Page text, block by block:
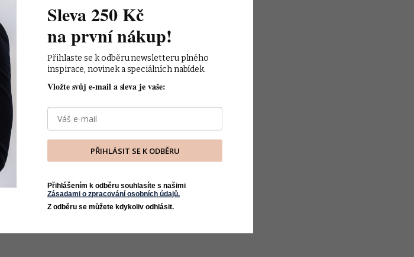
Sleva 250 Kč
na první nákup!
Přihlaste se k odběru newsletteru plného
inspirace, novinek a speciálních nabídek.
Vložte svůj e-mail a sleva je vaše:
PŘIHLÁSIT SE K ODBĚRU
Přihlášením k odběru souhlasíte s našimi
Zásadami o zpracování osobních údajů.
Z odběru se můžete kdykoliv odhlásit.